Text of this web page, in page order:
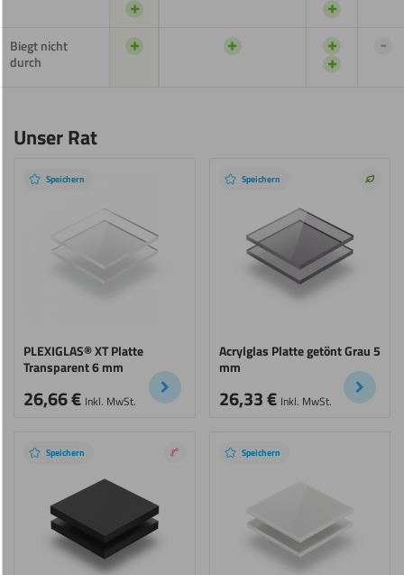
+ +
Biegt nicht
durch
+ + +
+
-
Unser Rat
Speichern
PLEXIGLAS® XT Platte
Transparent 6 mm
26,66€ Inkl. MwSt.
Speichern
Acrylglas Platte getönt Grau 5
mm
26,33€ Inkl. MwSt.
Speichern
Nano
Speichern